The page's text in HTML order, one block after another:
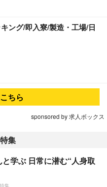
ング/即入寮/製造・工場/日
ちら
sponsored by 求人ボックス
集
学ぶ 日常に潜む“人身取
集